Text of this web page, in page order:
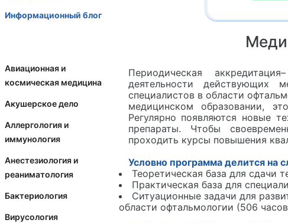
Информационный блог
Авиационная и
космическая медицина
Акушерское дело
Аллергология и
иммунология
Анестезиология и
реаниматология
Бактериология
Вирусология
Периодическая
деятельности действующих
специалистов в области
медицинском образовании,
Регулярно появляются новые
препараты. Чтобы
проходить курсы повышения
Условно программа делится на
Теоретическая база для сдачи
Практическая база для
Ситуационные задачи для
области офтальмологии (506